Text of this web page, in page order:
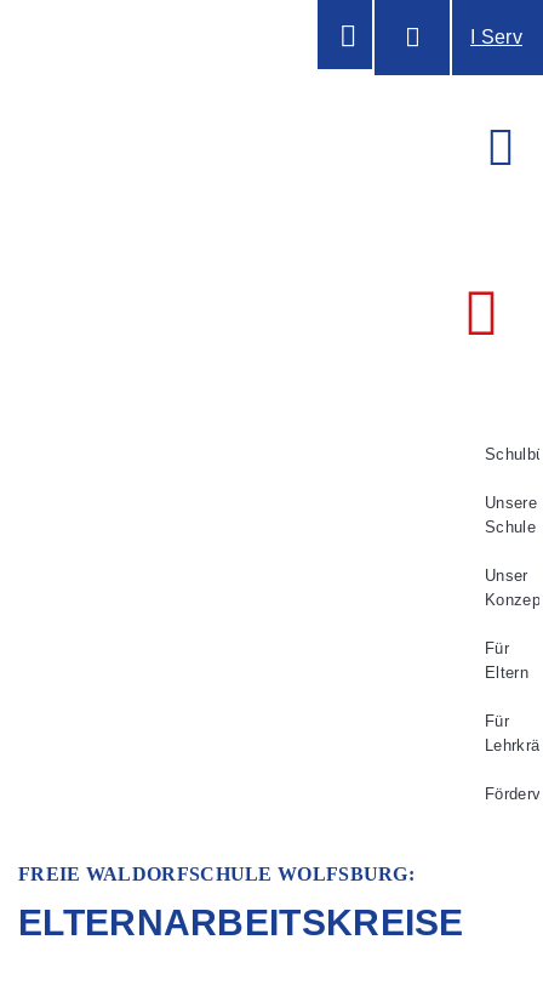
I Serv
Unsere
Schule
Unser
Für
Eltern
Für
FREIE WALDORFSCHULE WOLFSBURG:
ELTERNARBEITSKREISE